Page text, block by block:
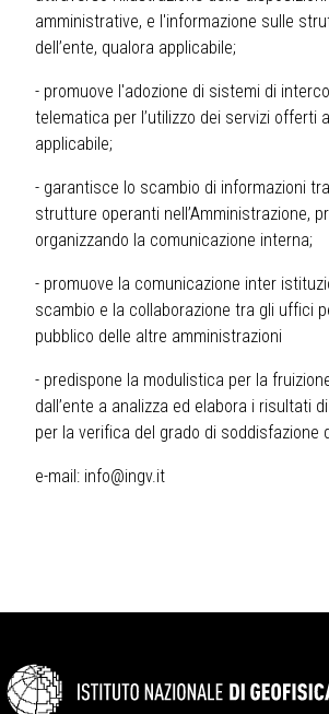
amministrative, e l'informazione sulle
dell’ente, qualora applicabile;
- promuove l'adozione di sistemi di
telematica per l’utilizzo dei servizi offerti
applicabile;
- garantisce lo scambio di informazioni
strutture operanti nell’Amministrazione,
organizzando la comunicazione interna;
- promuove la comunicazione inter
scambio e la collaborazione tra gli uffici
pubblico delle altre amministrazioni
- predispone la modulistica per la
dall’ente a analizza ed elabora i risultati
per la verifica del grado di soddisfazione
e-mail: info@ingv.it